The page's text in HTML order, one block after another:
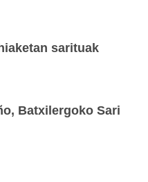
sarituak
Batxilergoko Sari